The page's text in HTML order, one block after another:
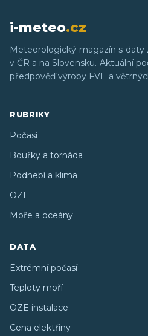
i-meteo.cz
Meteorologický magazín s daty
v ČR a na Slovensku. Aktuální
předpověď výroby FVE a
RUBRIKY
Počasí
Bouřky a tornáda
Podnebí a klima
OZE
Moře a oceány
DATA
Extrémní počasí
Teploty moří
OZE instalace
Cena elektřiny